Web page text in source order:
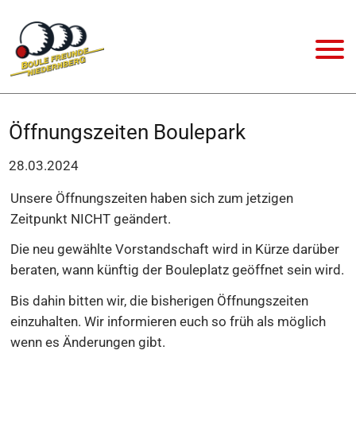
Öffnungszeiten Boulepark
28.03.2024
Unsere Öffnungszeiten haben sich zum jetzigen
Zeitpunkt NICHT geändert.
Die neu gewählte Vorstandschaft wird in Kürze darüber
beraten, wann künftig der Bouleplatz geöffnet sein wird.
Bis dahin bitten wir, die bisherigen Öffnungszeiten
einzuhalten. Wir informieren euch so früh als möglich
wenn es Änderungen gibt.